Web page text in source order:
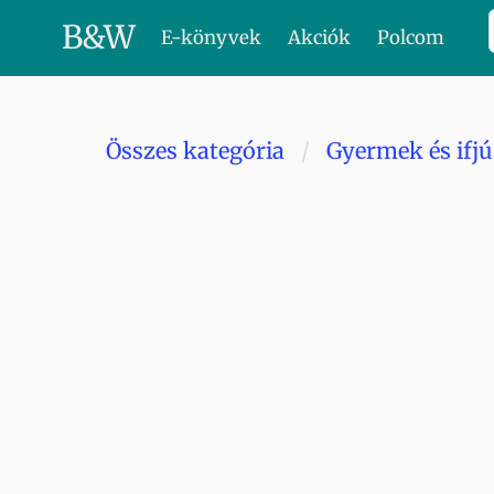
B&W E-könyvek Akciók Polcom
Összes kategória Gyermek és